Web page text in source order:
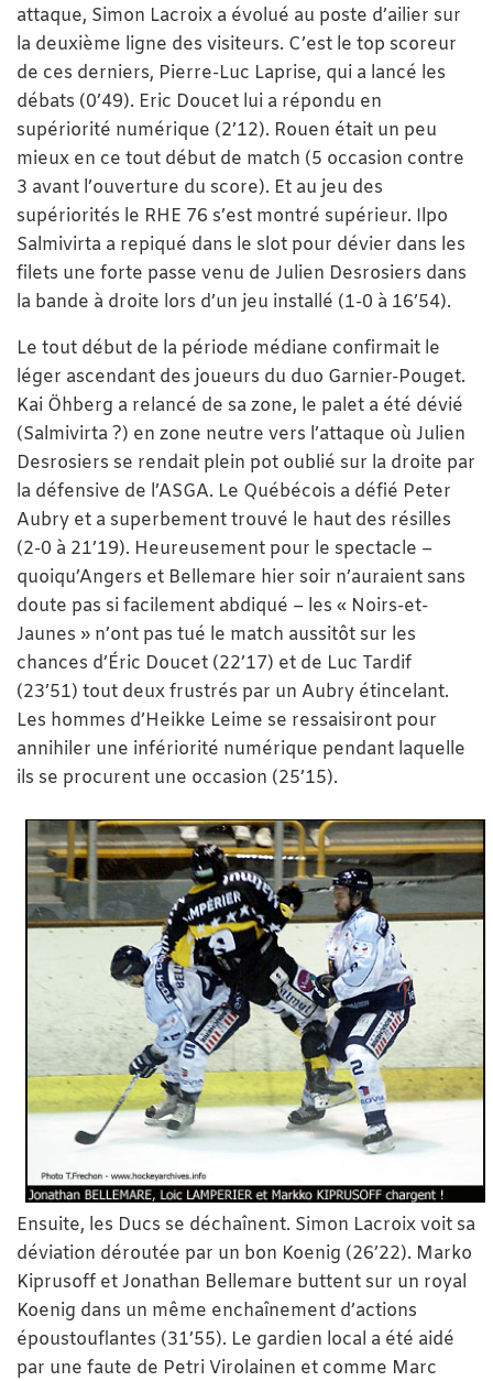
attaque, Simon Lacroix a évolué au poste d’ailier sur
la deuxième ligne des visiteurs. C’est le top scoreur
de ces derniers, Pierre-Luc Laprise, qui a lancé les
débats (0’49). Eric Doucet lui a répondu en
supériorité numérique (2’12). Rouen était un peu
mieux en ce tout début de match (5 occasion contre
3 avant l’ouverture du score). Et au jeu des
supériorités le RHE 76 s’est montré supérieur. Ilpo
Salmivirta a repiqué dans le slot pour dévier dans les
filets une forte passe venu de Julien Desrosiers dans
la bande à droite lors d’un jeu installé (1-0 à 16’54).
Le tout début de la période médiane confirmait le
léger ascendant des joueurs du duo Garnier-Pouget.
Kai Öhberg a relancé de sa zone, le palet a été dévié
(Salmivirta ?) en zone neutre vers l’attaque où Julien
Desrosiers se rendait plein pot oublié sur la droite par
la défensive de l’ASGA. Le Québécois a défié Peter
Aubry et a superbement trouvé le haut des résilles
(2-0 à 21’19). Heureusement pour le spectacle –
quoiqu’Angers et Bellemare hier soir n’auraient sans
doute pas si facilement abdiqué – les « Noirs-et-
Jaunes » n’ont pas tué le match aussitôt sur les
chances d’Éric Doucet (22’17) et de Luc Tardif
(23’51) tout deux frustrés par un Aubry étincelant.
Les hommes d’Heikke Leime se ressaisiront pour
annihiler une infériorité numérique pendant laquelle
ils se procurent une occasion (25’15).
Ensuite, les Ducs se déchaînent. Simon Lacroix voit sa
déviation déroutée par un bon Koenig (26’22). Marko
Kiprusoff et Jonathan Bellemare buttent sur un royal
Koenig dans un même enchaînement d’actions
époustouflantes (31’55). Le gardien local a été aidé
par une faute de Petri Virolainen et comme Marc